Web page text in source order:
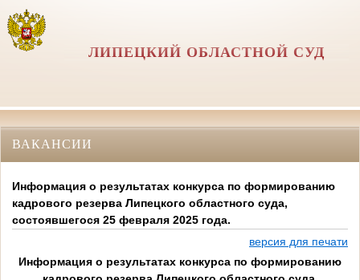
ЛИПЕЦКИЙ ОБЛАСТНОЙ СУД
ВАКАНСИИ
Информация о результатах конкурса по формированию
кадрового резерва Липецкого областного суда,
состоявшегося 25 февраля 2025 года.
версия для печати
Информация о результатах конкурса по формированию